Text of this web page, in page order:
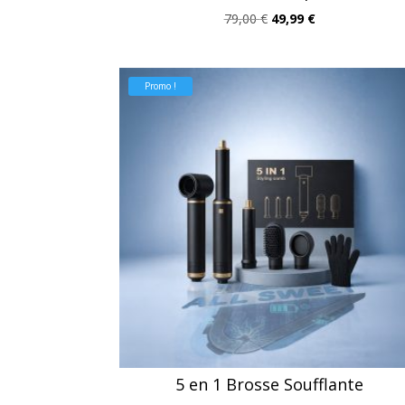
79,00€ Le
initial
49,99 €Le
actuel
Promo !
5 en 1 Brosse Soufflante